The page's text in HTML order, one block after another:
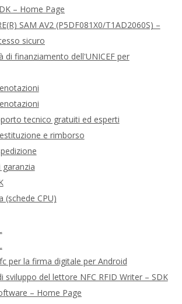
– Home Page
SAM AV2 (P5DF081X0/T1AD2060S) –
sicuro
di finanziamento dell'UNICEF per
tecnico gratuiti ed esperti
e rimborso
garanzia
(schede CPU)
per la firma digitale per Android
sviluppo del lettore NFC RFID Writer – SDK
– Home Page